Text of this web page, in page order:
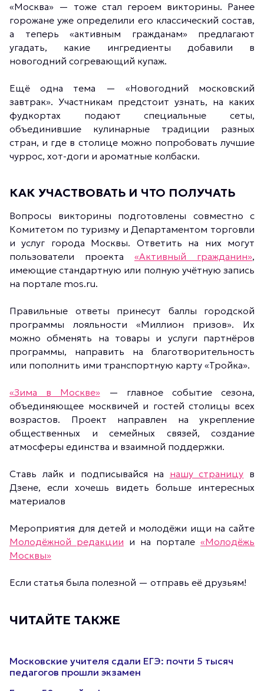
«Москва» — тоже стал героем викторины. Ранее
горожане уже определили его классический состав,
а теперь «активным гражданам» предлагают
угадать, какие ингредиенты добавили в
новогодний согревающий купаж.
Ещё одна тема — «Новогодний московский
завтрак». Участникам предстоит узнать, на каких
фудкортах подают специальные сеты,
объединившие кулинарные традиции разных
стран, и где в столице можно попробовать лучшие
чуррос, хот-доги и ароматные колбаски.
КАК УЧАСТВОВАТЬ И ЧТО ПОЛУЧАТЬ
Вопросы викторины подготовлены совместно с
Комитетом по туризму и Департаментом торговли
и услуг города Москвы. Ответить на них могут
пользователи проекта «Активный гражданин»,
имеющие стандартную или полную учётную запись
на портале mos.ru.
Правильные ответы принесут баллы городской
программы лояльности «Миллион призов». Их
можно обменять на товары и услуги партнёров
программы, направить на благотворительность
или пополнить ими транспортную карту «Тройка».
«Зима в Москве»— главное событие сезона,
объединяющее москвичей и гостей столицы всех
возрастов. Проект направлен на укрепление
общественных и семейных связей, создание
атмосферы единства и взаимной поддержки.
Ставь лайк и подписывайся на нашу страницу в
Дзене, если хочешь видеть больше интересных
материалов
Мероприятия для детей и молодёжи ищи на сайте
Молодёжной редакции и на портале «Молодёжь
Москвы»
Если статья была полезной — отправь её друзьям!
ЧИТАЙТЕ ТАКЖЕ
Московские учителя сдали ЕГЭ: почти 5 тысяч
педагогов прошли экзамен